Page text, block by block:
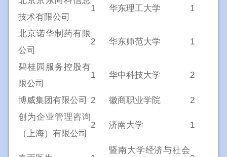
技术有限公司
1 华东理工大学 1
北京诺华制药有限
公司
2 华东师范大学 1
碧桂园服务控股有
限公司
1 华中科技大学 2
博威集团有限公司 2 徽商职业学院
2
创为企业管理咨询
（上海）有限公司
2 济南大学 1
暨南大学经济与社会